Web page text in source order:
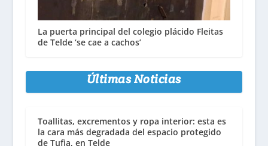
La puerta principal del colegio plácido Fleitas
de Telde ‘se cae a cachos’
Últimas Noticias
Toallitas, excrementos y ropa interior: esta es
la cara más degradada del espacio protegido
de Tufia, en Telde